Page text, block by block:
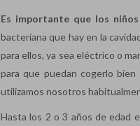
Es importante que los
bacteriana que hay en la
para ellos, ya sea eléctrico o
para que puedan cogerlo
utilizamos nosotros
Hasta los 2 o 3 años de edad